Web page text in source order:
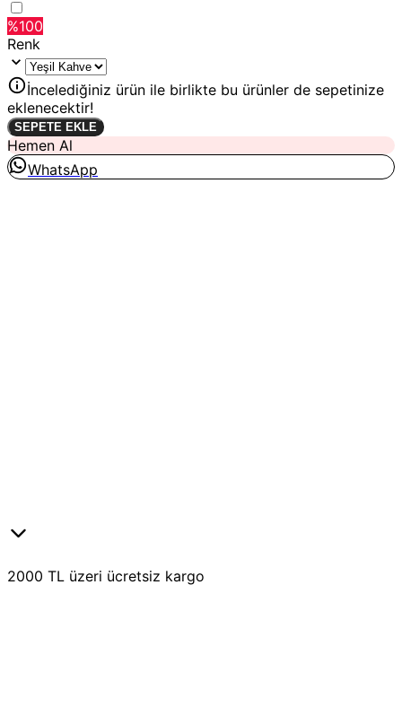
%100
Renk
İncelediğiniz ürün ile birlikte bu ürünler de sepetinize
eklenecektir!
SEPETE EKLE
Hemen Al
WhatsApp
2000 TL üzeri ücretsiz kargo